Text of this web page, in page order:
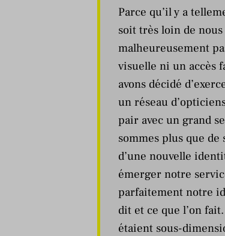
Parce qu’il y a
soit très loin de
malheureusement
visuelle ni un accès
avons décidé
un réseau
pair avec un grand
sommes plus que
d’une nouvelle
émerger notre
parfaitement notre
dit et ce que l’on
étaient sous-